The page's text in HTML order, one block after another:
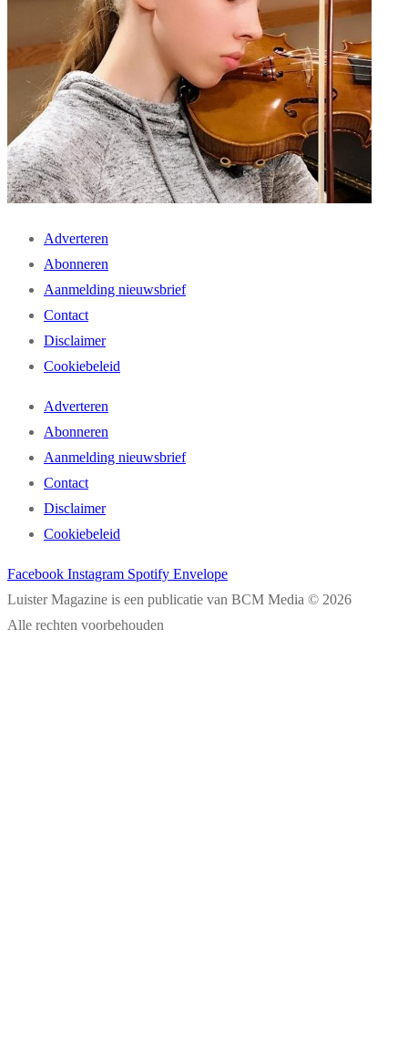
Adverteren
Abonneren
Aanmelding nieuwsbrief
Contact
Disclaimer
Cookiebeleid
Adverteren
Abonneren
Aanmelding nieuwsbrief
Contact
Disclaimer
Cookiebeleid
Facebook Instagram Spotify Envelope
Luister Magazine is een publicatie van BCM Media © 2026
Alle rechten voorbehouden